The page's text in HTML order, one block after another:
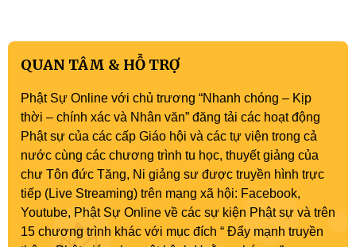
QUAN TÂM & HỖ TRỢ
Phật Sự Online với chủ trương “Nhanh chóng – Kịp
thời – chính xác và Nhân văn” đăng tải các hoạt động
Phật sự của các cấp Giáo hội và các tự viện trong cả
nước cùng các chương trình tu học, thuyết giảng của
chư Tôn đức Tăng, Ni giảng sư được truyền hình trực
tiếp (Live Streaming) trên mạng xã hội: Facebook,
Youtube, Phật Sự Online về các sự kiện Phật sự và trên
15 chương trình khác với mục đích “ Đẩy mạnh truyền